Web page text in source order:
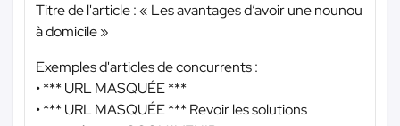
Titre de l'article : « Les avantages d’avoir une nounou
à domicile »
Exemples d'articles de concurrents :
•*** URL MASQUÉE ***
•*** URL MASQUÉE *** Revoir les solutions